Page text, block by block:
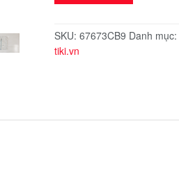
SKU: 67673CB9 Danh mục:
tiki.vn